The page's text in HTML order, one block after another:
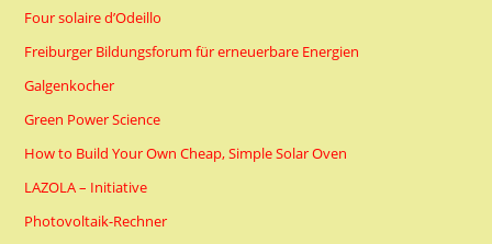
Four solaire d’Odeillo
Freiburger Bildungsforum für erneuerbare Energien
Galgenkocher
Green Power Science
How to Build Your Own Cheap, Simple Solar Oven
LAZOLA – Initiative
Photovoltaik-Rechner